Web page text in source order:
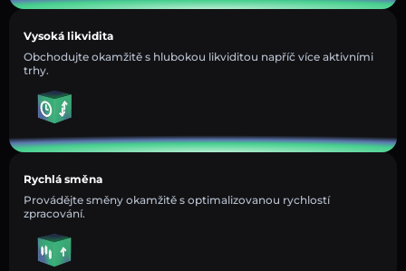
Vysoká likvidita
Obchodujte okamžitě s hlubokou likviditou napříč více aktivními
trhy.
Rychlá směna
Provádějte směny okamžitě s optimalizovanou rychlostí
zpracování.